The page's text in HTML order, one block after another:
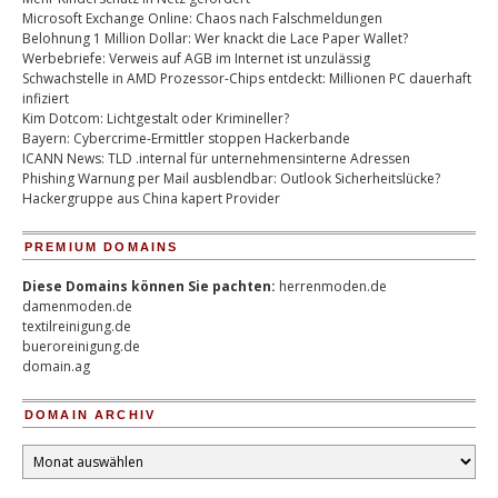
Microsoft Exchange Online: Chaos nach Falschmeldungen
Belohnung 1 Million Dollar: Wer knackt die Lace Paper Wallet?
Werbebriefe: Verweis auf AGB im Internet ist unzulässig
Schwachstelle in AMD Prozessor-Chips entdeckt: Millionen PC dauerhaft
infiziert
Kim Dotcom: Lichtgestalt oder Krimineller?
Bayern: Cybercrime-Ermittler stoppen Hackerbande
ICANN News: TLD .internal für unternehmensinterne Adressen
Phishing Warnung per Mail ausblendbar: Outlook Sicherheitslücke?
Hackergruppe aus China kapert Provider
PREMIUM DOMAINS
Diese Domains können Sie pachten: herrenmoden.de
damenmoden.de
textilreinigung.de
bueroreinigung.de
domain.ag
DOMAIN ARCHIV
Domain
Archiv